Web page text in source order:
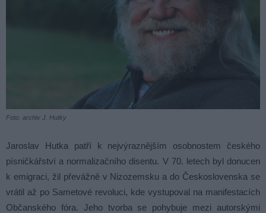
Foto. archiv J. Hutky
Jaroslav Hutka patří k nejvýraznějším osobnostem českého
písničkářství a normalizačního disentu. V 70. letech byl donucen
k emigraci, žil převážně v Nizozemsku a do Československa se
vrátil až po Sametové revoluci, kde vystupoval na manifestacích
Občanského fóra. Jeho tvorba se pohybuje mezi autorskými